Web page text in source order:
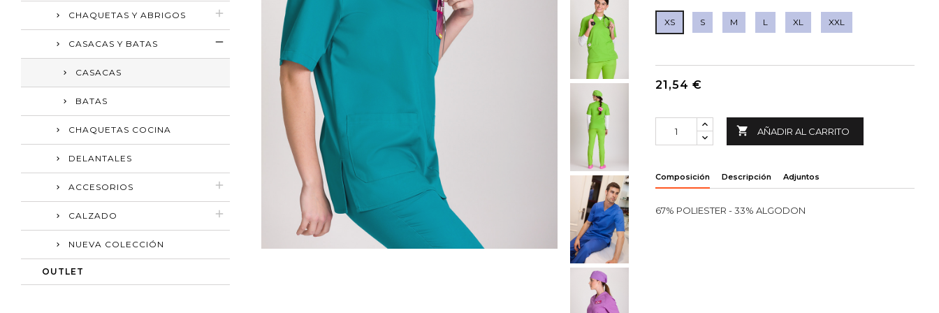
CHAQUETAS Y ABRIGOS
CASACAS Y BATAS
CASACAS
BATAS
CHAQUETAS COCINA
DELANTALES
ACCESORIOS
CALZADO
NUEVA COLECCIÓN
OUTLET
XS S M L XL XXL
21,54 €
 AÑADIR AL CARRITO
Composición Descripción Adjuntos
67% POLIESTER - 33% ALGODON
Crear lista de Favoritos